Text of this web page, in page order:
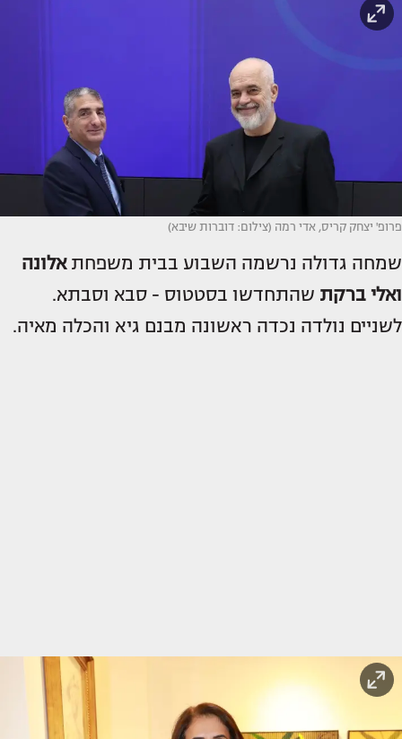
פרופ' יצחק קריס, אדי רמה (צילום: דוברות שיבא)
שמחה גדולה נרשמה השבוע בבית משפחתאלונה
ואלי ברקת שהתחדשו בסטטוס - סבא וסבתא.
לשניים נולדה נכדה ראשונה מבנם גיא והכלה מאיה.